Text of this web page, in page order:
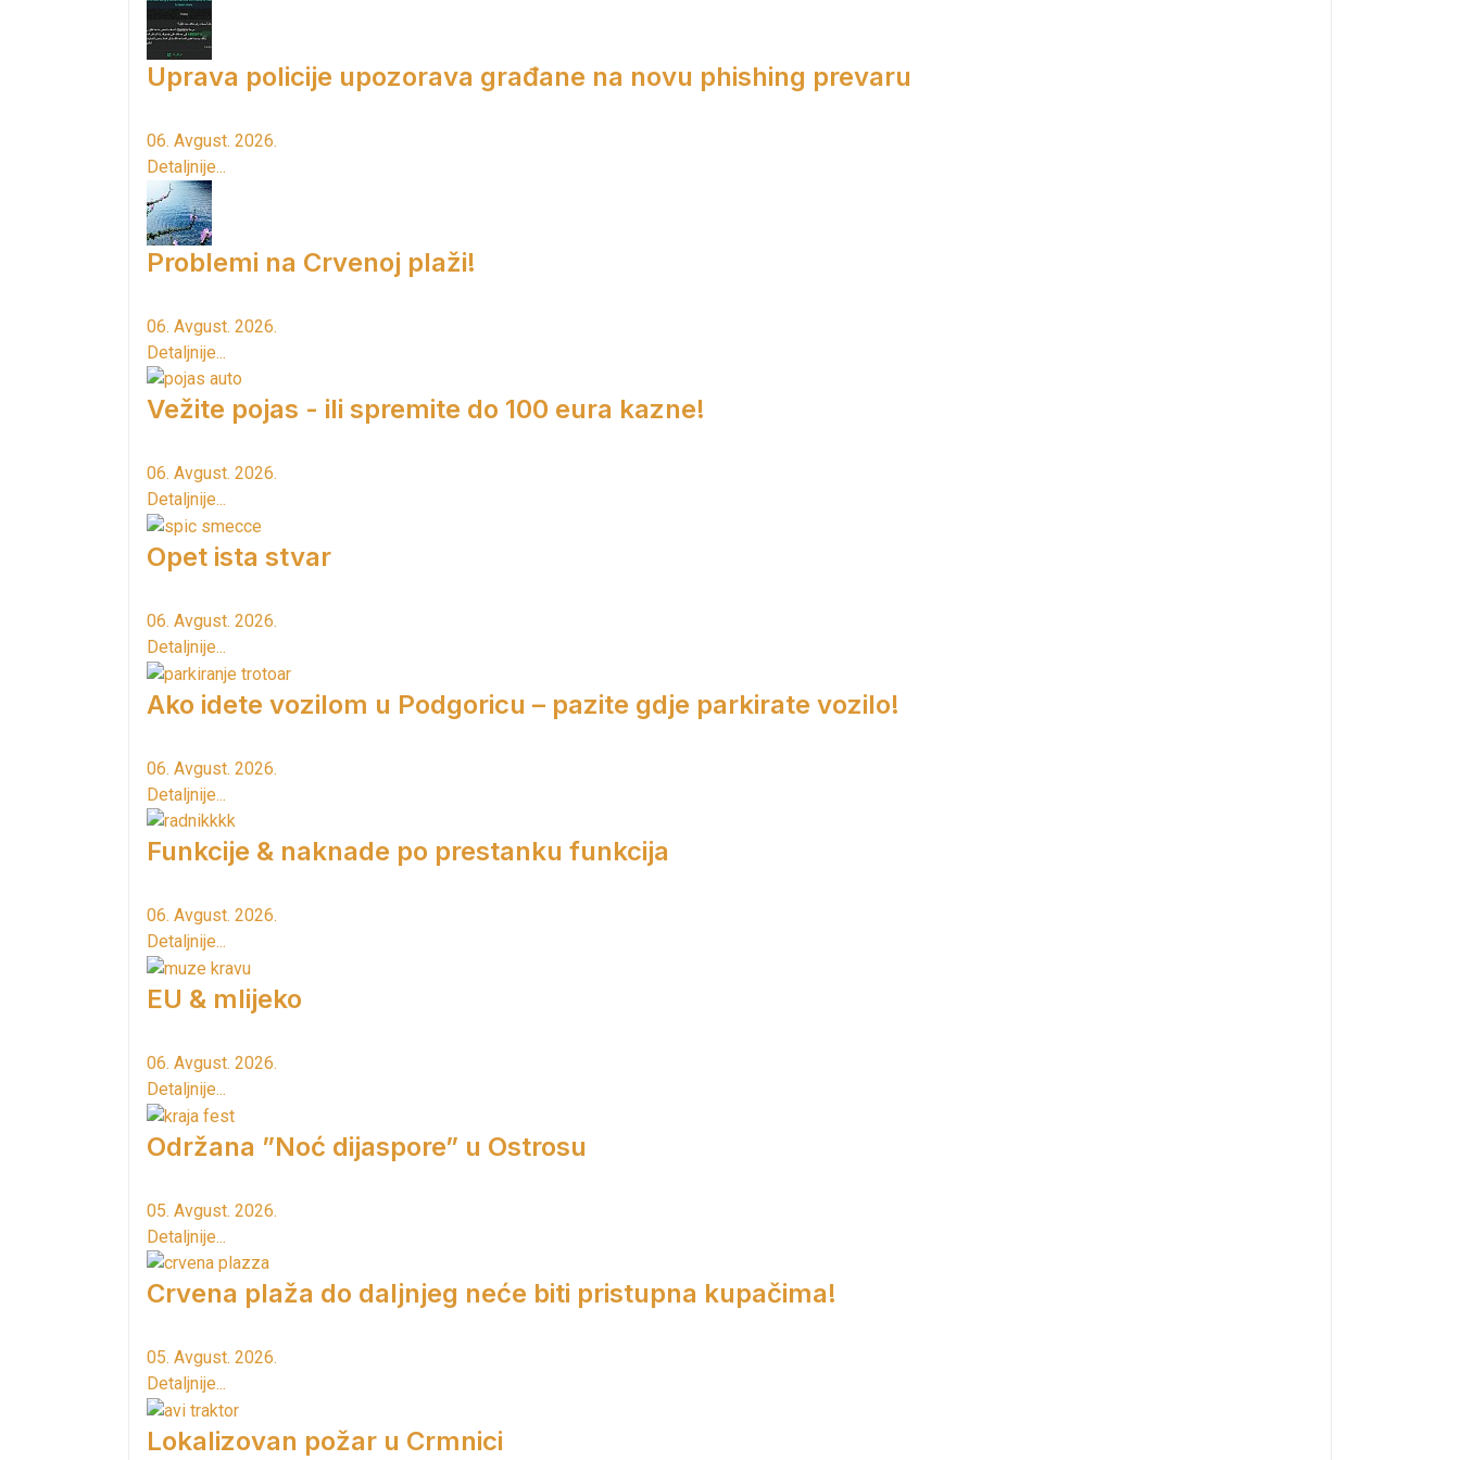
Uprava policije upozorava građane na novu phishing prevaru
06. Avgust. 2026.
Detaljnije...
Problemi na Crvenoj plaži!
06. Avgust. 2026.
Detaljnije...
Vežite pojas - ili spremite do 100 eura kazne!
06. Avgust. 2026.
Detaljnije...
Opet ista stvar
06. Avgust. 2026.
Detaljnije...
Ako idete vozilom u Podgoricu – pazite gdje parkirate vozilo!
06. Avgust. 2026.
Detaljnije...
Funkcije & naknade po prestanku funkcija
06. Avgust. 2026.
Detaljnije...
EU & mlijeko
06. Avgust. 2026.
Detaljnije...
Održana ”Noć dijaspore” u Ostrosu
05. Avgust. 2026.
Detaljnije...
Crvena plaža do daljnjeg neće biti pristupna kupačima!
05. Avgust. 2026.
Detaljnije...
Lokalizovan požar u Crmnici